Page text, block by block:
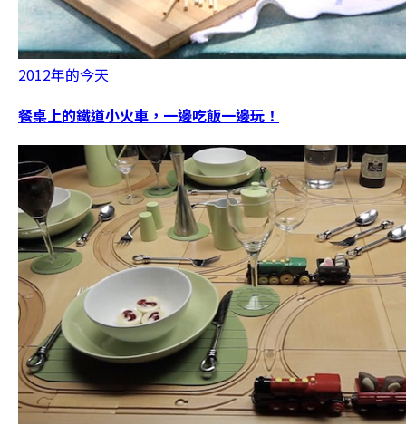
2012年的今天
餐桌上的鐵道小火車，一邊吃飯一邊玩！